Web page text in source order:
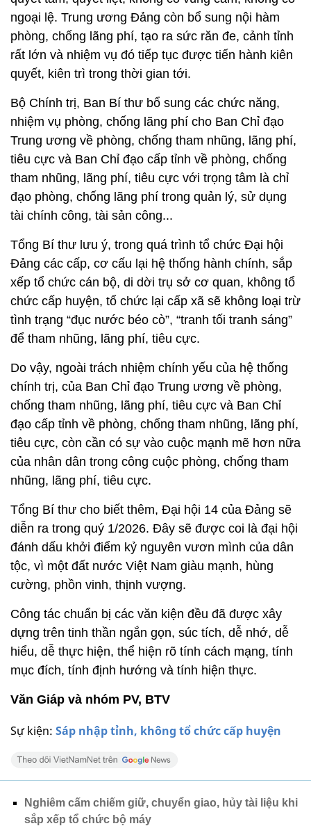
Sự kiện: Sáp nhập tỉnh, không tổ chức cấp huyện
ngoại lệ. Trung ương Đảng còn bổ sung nội hàm
phòng, chống lãng phí, tạo ra sức răn đe, cảnh tỉnh
rất lớn và nhiệm vụ đó tiếp tục được tiến hành kiên
quyết, kiên trì trong thời gian tới.
Bộ Chính trị, Ban Bí thư bổ sung các chức năng,
nhiệm vụ phòng, chống lãng phí cho Ban Chỉ đạo
Trung ương về phòng, chống tham nhũng, lãng phí,
tiêu cực và Ban Chỉ đạo cấp tỉnh về phòng, chống
tham nhũng, lãng phí, tiêu cực với trọng tâm là chỉ
đạo phòng, chống lãng phí trong quản lý, sử dụng
tài chính công, tài sản công...
Tổng Bí thư lưu ý, trong quá trình tổ chức Đại hội
Đảng các cấp, cơ cấu lại hệ thống hành chính, sắp
xếp tổ chức cán bộ, di dời trụ sở cơ quan, không tổ
chức cấp huyện, tổ chức lại cấp xã sẽ không loại trừ
tình trạng “đục nước béo cò”, “tranh tối tranh sáng”
để tham nhũng, lãng phí, tiêu cực.
Do vậy, ngoài trách nhiệm chính yếu của hệ thống
chính trị, của Ban Chỉ đạo Trung ương về phòng,
chống tham nhũng, lãng phí, tiêu cực và Ban Chỉ
đạo cấp tỉnh về phòng, chống tham nhũng, lãng phí,
tiêu cực, còn cần có sự vào cuộc mạnh mẽ hơn nữa
của nhân dân trong công cuộc phòng, chống tham
nhũng, lãng phí, tiêu cực.
Tổng Bí thư cho biết thêm, Đại hội 14 của Đảng sẽ
diễn ra trong quý 1/2026. Đây sẽ được coi là đại hội
đánh dấu khởi điểm kỷ nguyên vươn mình của dân
tộc, vì một đất nước Việt Nam giàu mạnh, hùng
cường, phồn vinh, thịnh vượng.
Công tác chuẩn bị các văn kiện đều đã được xây
dựng trên tinh thần ngắn gọn, súc tích, dễ nhớ, dễ
hiểu, dễ thực hiện, thể hiện rõ tính cách mạng, tính
mục đích, tính định hướng và tính hiện thực.
Văn Giáp và nhóm PV, BTV
Nghiêm cấm chiếm giữ, chuyển giao, hủy tài liệu khi
sắp xếp tổ chức bộ máy